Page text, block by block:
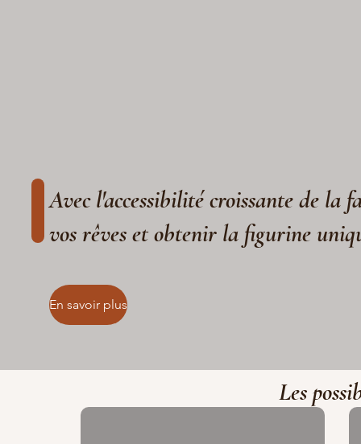
Avec l'accessibilité croissante de la
vos rêves et obtenir la figurine
En savoir plus
Les